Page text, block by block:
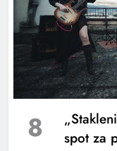
8
spot za